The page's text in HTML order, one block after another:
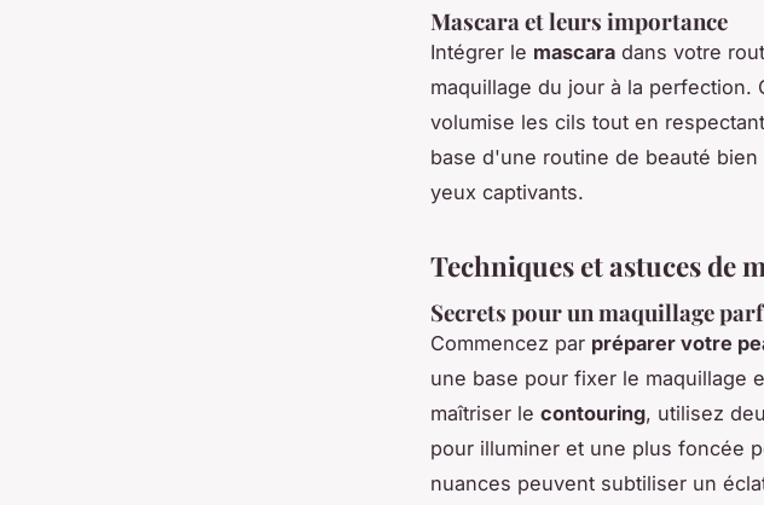
Mascara et leurs importance
Intégrer le mascara dans votre
maquillage du jour à la perfection.
volumise les cils tout en
base d'une routine de beauté
yeux captivants.
Techniques et astuces de
Secrets pour un maquillage
Commencez par préparer votre
une base pour fixer le maquillage
maîtriser le contouring, utilisez
pour illuminer et une plus foncée
nuances peuvent subtiliser un